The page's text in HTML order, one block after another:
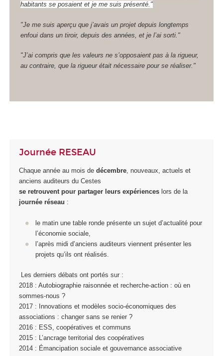
habitants se posaient et je me suis présenté."
"Je me suis aperçu que j’avais un projet depuis longtemps
enfoui dans un tiroir, depuis des années, et je l’ai sorti."
"J’ai compris que les valeurs ne s’opposaient pas à la rigueur,
au contraire, que la rigueur était nécessaire pour se réaliser."
Journée RESEAU
Chaque année au mois de décembre, nouveaux, actuels et
anciens auditeurs du Cestes
se retrouvent pour partager leurs expériences lors de la
journée réseau :
le matin une table ronde présente un sujet d’actualité pour
l’économie sociale,
l’après midi d’anciens auditeurs viennent présenter les
projets qu’ils ont réalisés.
Les derniers débats ont portés sur :
2018 : Autobiographie raisonnée et recherche-action : où en
sommes-nous ?
2017 : Innovations et modèles socio-économiques des
associations : changer sans se renier ?
2016 : ESS, coopératives et communs
2015 : L’ancrage territorial des coopératives
2014 : Émancipation sociale et gouvernance associative